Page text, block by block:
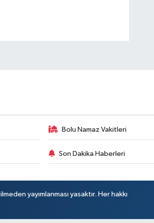
Bolu Namaz Vakitleri
Son Dakika Haberleri
yayımlanması yasaktır. Her hakkı